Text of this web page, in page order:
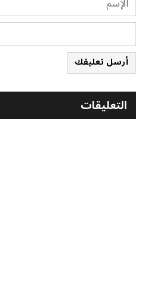
أرسل تعليقك
التعليقات